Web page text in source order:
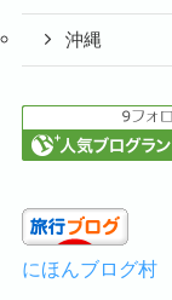
沖縄
にほんブログ村